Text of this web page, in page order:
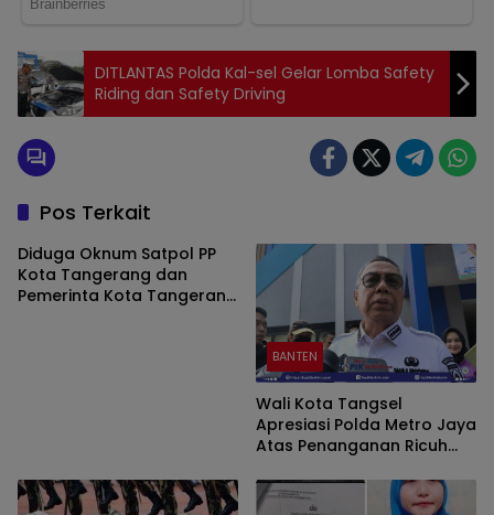
DITLANTAS Polda Kal-sel Gelar Lomba Safety
Riding dan Safety Driving
Pos Terkait
Diduga Oknum Satpol PP
Kota Tangerang dan
Pemerinta Kota Tangerang
BANTEN
Wali Kota Tangsel
Apresiasi Polda Metro Jaya
Atas Penanganan Ricuh